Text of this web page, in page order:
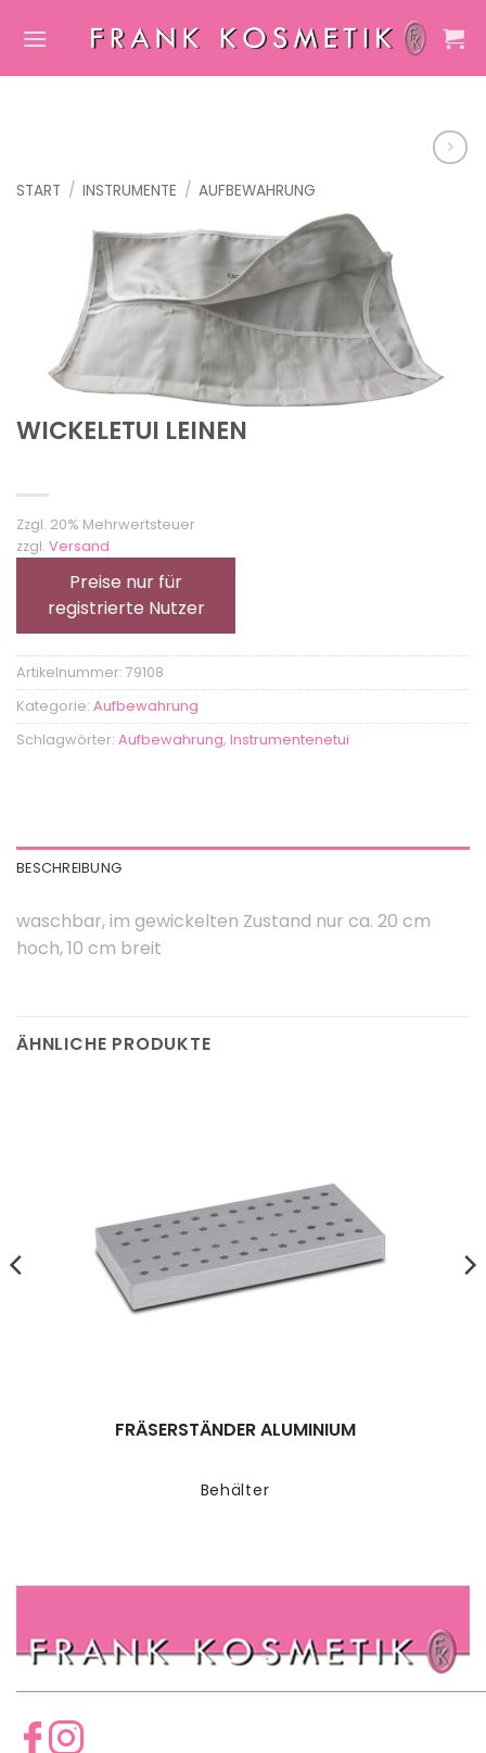
Inhalt
START / INSTRUMENTE / AUFBEWAHRUNG
WICKELETUI LEINEN
Zzgl. 20% Mehrwertsteuer
zzgl. Versand
Preise nur für
registrierte Nutzer
Artikelnummer: 79108
Kategorie: Aufbewahrung
Schlagwörter: Aufbewahrung, Instrumentenetui
BESCHREIBUNG
waschbar, im gewickelten Zustand nur ca. 20 cm
hoch, 10 cm breit
ÄHNLICHE PRODUKTE
Behälter
FRÄSERSTÄNDER ALUMINIUM